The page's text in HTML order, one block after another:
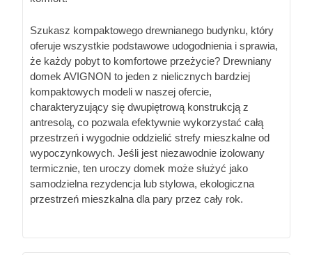
Szukasz kompaktowego drewnianego budynku, który
oferuje wszystkie podstawowe udogodnienia i sprawia,
że każdy pobyt to komfortowe przeżycie? Drewniany
domek AVIGNON to jeden z nielicznych bardziej
kompaktowych modeli w naszej ofercie,
charakteryzujący się dwupiętrową konstrukcją z
antresolą, co pozwala efektywnie wykorzystać całą
przestrzeń i wygodnie oddzielić strefy mieszkalne od
wypoczynkowych. Jeśli jest niezawodnie izolowany
termicznie, ten uroczy domek może służyć jako
samodzielna rezydencja lub stylowa, ekologiczna
przestrzeń mieszkalna dla pary przez cały rok.